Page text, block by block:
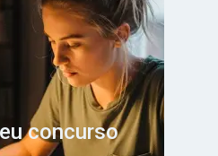
concurso